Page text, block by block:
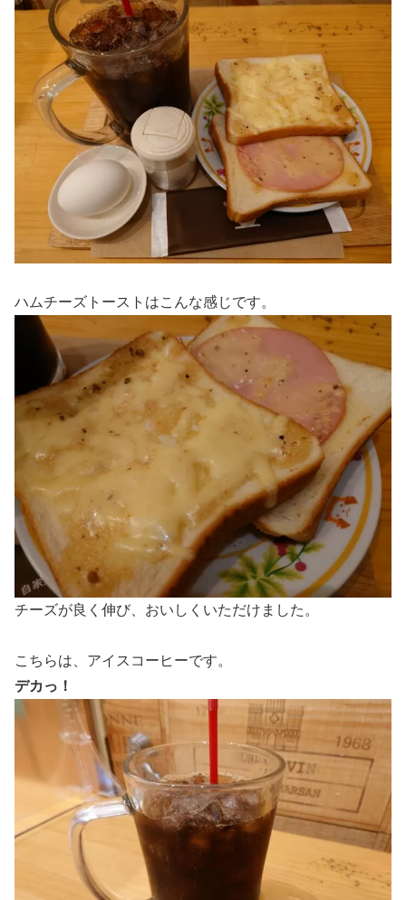
ハムチーズトーストはこんな感じです。
チーズが良く伸び、おいしくいただけました。
こちらは、アイスコーヒーです。
デカっ！